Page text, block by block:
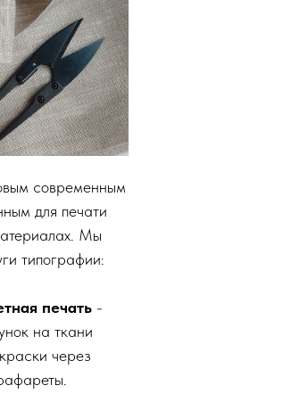
современным
для печати
Мы
типографии:
печать-
на ткани
через